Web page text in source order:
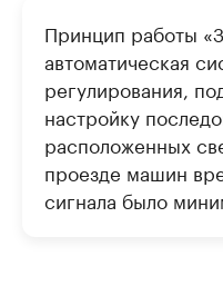
Принцип работы
автоматическая
регулирования,
настройку
расположенных
проезде машин
сигнала было